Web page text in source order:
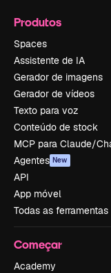
Produtos
Spaces
Assistente de IA
Gerador de imagens
Gerador de vídeos
Texto para voz
Conteúdo de stock
MCP para Claude/
Agentes New
API
App móvel
Todas as ferramentas
Começar
Academy